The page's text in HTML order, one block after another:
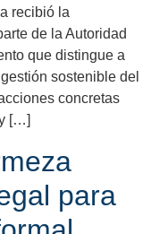
recibió la
de la Autoridad
que distingue a
sostenible del
concretas
[…]
para